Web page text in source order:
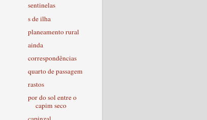
sentinelas
s de ilha
planeamento rural
ainda
correspondências
quarto de passagem
rastos
por do sol entre o
capim seco